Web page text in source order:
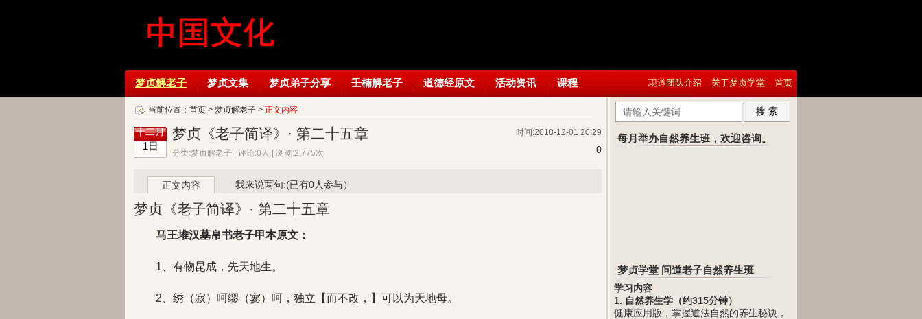
梦贞解老子 梦贞文集 梦贞弟子分享 壬楠解老子 道德经原文 活动资讯 课程 首页
关于梦贞学堂
现道团队介绍
当前位置： 首页> 梦贞解老子> 正文内容
十二月
1日
时间:2018-12-01 20:29
梦贞《老子简译》· 第二十五章
0
分类:梦贞解老子 | 评论:0人 | 浏览:2,775次
正文内容 我来说两句:(已有0人参与）
梦贞《老子简译》· 第二十五章
马王堆汉墓帛书老子甲本原文：
1、有物昆成，先天地生。
2、绣（寂）呵缪（寥）呵，独立【而不改，】可以为天地母。
搜 索
每月举办自然养生班，欢迎咨询。
梦贞学堂 问道老子自然养生班
学习内容
1. 自然养生学（约315分钟）
健康应用版，掌握道法自然的养生秘诀，